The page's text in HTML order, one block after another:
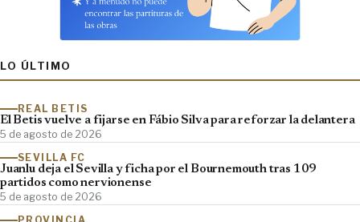
LO ÚLTIMO
REAL BETIS
El Betis vuelve a fijarse en Fábio Silva para reforzar la delantera
5 de agosto de 2026
SEVILLA FC
Juanlu deja el Sevilla y ficha por el Bournemouth tras 109
partidos como nervionense
5 de agosto de 2026